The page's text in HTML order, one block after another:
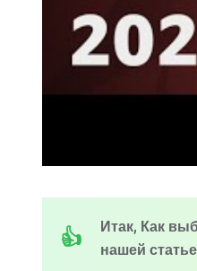
Итак, Как
нашей статье